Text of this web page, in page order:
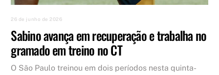
26 de junho de 2026
Sabino avança em recuperação e trabalha no
gramado em treino no CT
O São Paulo treinou em dois períodos nesta quinta-